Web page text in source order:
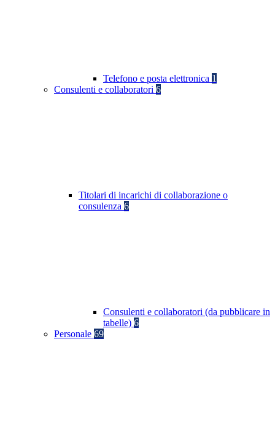
Telefono e posta elettronica 1
Consulenti e collaboratori 6
Titolari di incarichi di collaborazione o
consulenza 6
Consulenti e collaboratori (da pubblicare in
tabelle) 6
Personale 69